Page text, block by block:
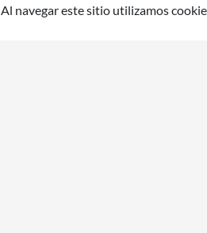
Al navegar este sitio utilizamos